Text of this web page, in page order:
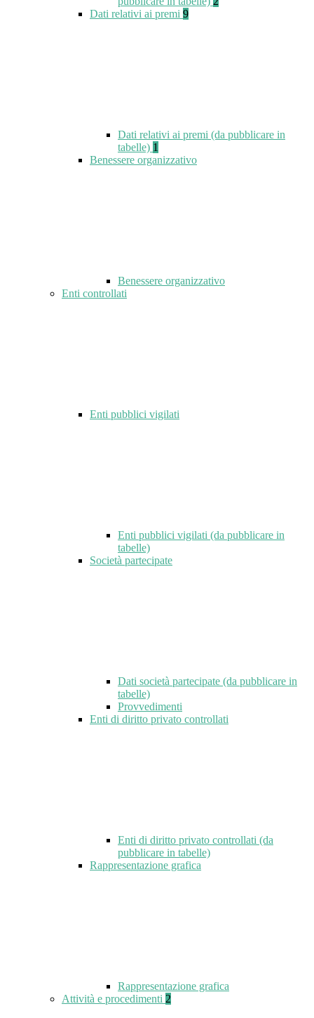
Dati relativi ai premi 9
Dati relativi ai premi (da pubblicare in
tabelle) 1
Benessere organizzativo
Benessere organizzativo
Enti controllati
Enti pubblici vigilati
Enti pubblici vigilati (da pubblicare in
tabelle)
Società partecipate
Dati società partecipate (da pubblicare in
tabelle)
Provvedimenti
Enti di diritto privato controllati
Enti di diritto privato controllati (da
pubblicare in tabelle)
Rappresentazione grafica
Rappresentazione grafica
Attività e procedimenti 2